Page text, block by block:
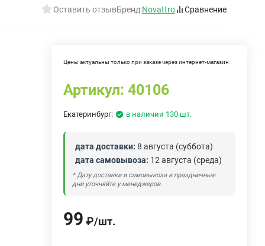
Оставить отзывБренд:Novattro Сравнение
Цены актуальны только при заказе через интернет-магазин
Артикул:40106
Екатеринбург: в наличии 130 шт.
дата доставки: 8 августа (суббота)
дата самовывоза: 12 августа (среда)
* Дату доставки и самовывоза в праздничные
дни уточняйте у менеджеров.
99 ₽/шт.